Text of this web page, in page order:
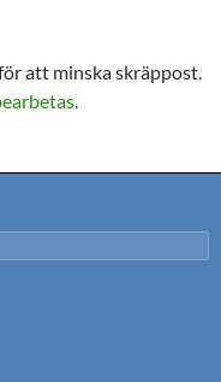
att minska skräppost.
.